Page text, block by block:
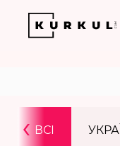
ВСІ
‹